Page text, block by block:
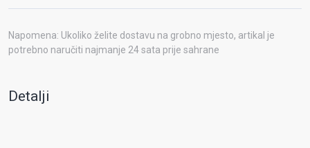
Napomena: Ukoliko želite dostavu na grobno mjesto, artikal je
potrebno naručiti najmanje 24 sata prije sahrane
Detalji